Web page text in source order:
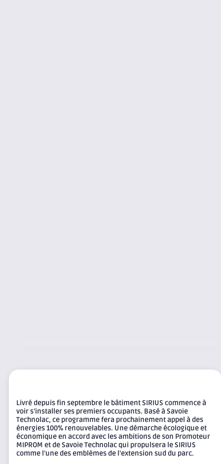
Livré depuis fin septembre le bâtiment SIRIUS commence à
voir s’installer ses premiers occupants. Basé à Savoie
Technolac, ce programme fera prochainement appel à des
énergies 100% renouvelables. Une démarche écologique et
économique en accord avec les ambitions de son Promoteur
MIPROM et de Savoie Technolac qui propulsera le SIRIUS
comme l’une des emblèmes de l’extension sud du parc.